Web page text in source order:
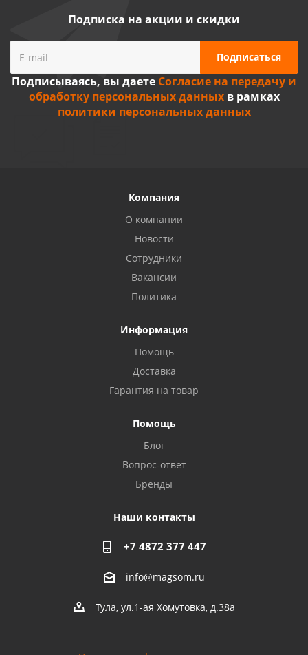
Подписка на акции и скидки
Подписываясь, вы даете Согласие на передачу и
обработку персональных данныхв рамках
политики персональных данных
Компания
О компании
Новости
Сотрудники
Вакансии
Политика
Информация
Помощь
Доставка
Гарантия на товар
Помощь
Блог
Вопрос-ответ
Бренды
Наши контакты
+7 4872 377 447
info@magsom.ru
Тула, ул.1-ая Хомутовка, д.38а